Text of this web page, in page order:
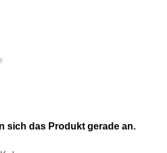
sich das Produkt gerade an.